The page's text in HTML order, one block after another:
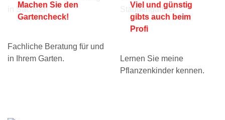
Machen Sie den
Gartencheck!
Fachliche Beratung für und
in Ihrem Garten.
Viel und günstig
gibts auch beim
Profi
Lernen Sie meine
Pflanzenkinder kennen.